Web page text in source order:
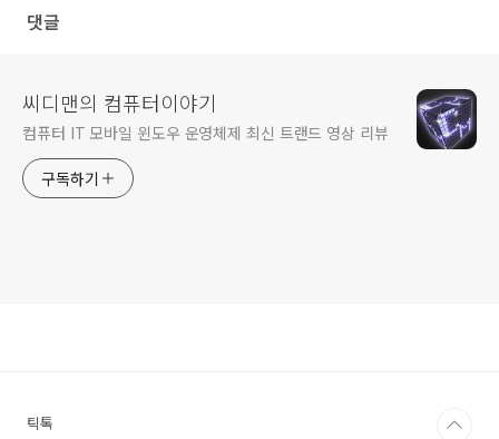
댓글
씨디맨의 컴퓨터이야기
컴퓨터 IT 모바일 윈도우 운영체제 최신 트랜드 영상 리뷰
구독하기
틱톡